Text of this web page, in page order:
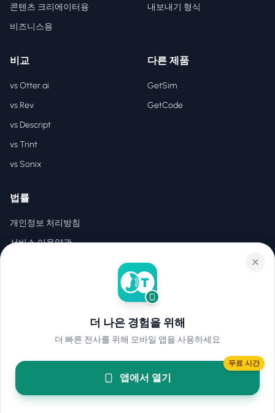
콘텐츠 크리에이터용
비즈니스용
내보내기 형식
비교
vs Otter.ai
vs Rev
vs Descript
vs Trint
vs Sonix
다른 제품
GetSim
GetCode
법률
개인정보 처리방침
서비스 이용약관
2026 Hear2Text.모든 권리 보유.
더 나은 경험을 위해
더 빠른 전사를 위해 모바일 앱을 사용하세요
앱에서 열기
무료 시간